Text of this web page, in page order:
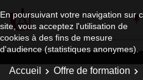
En poursuivant votre navigation sur
site, vous acceptez l'utilisation de
cookies à des fins de mesure
d'audience (statistiques anonymes).
Accueil Offre de formation